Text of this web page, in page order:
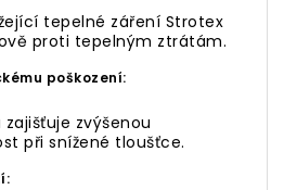
tepelné záření Strotex
proti tepelným ztrátám.
poškození:
zvýšenou
při snížené tloušťce.